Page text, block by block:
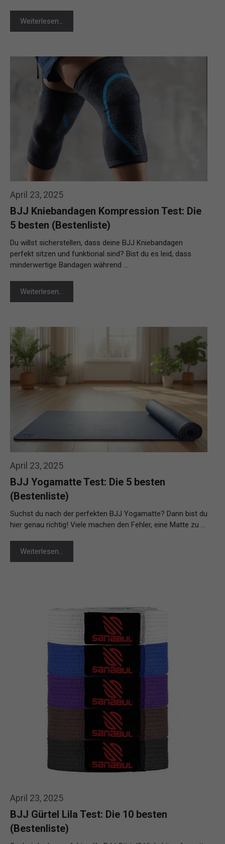
Weiterlesen…
April 23, 2025
BJJ Kniebandagen Kompression Test: Die
5 besten (Bestenliste)
Du willst sicherstellen, dass deine BJJ Kniebandagen
perfekt sitzen und funktional sind? Bist du es leid, dass
minderwertige Bandagen während …
Weiterlesen…
April 23, 2025
BJJ Yogamatte Test: Die 5 besten
(Bestenliste)
Suchst du nach der perfekten BJJ Yogamatte? Dann bist du
hier genau richtig! Viele machen den Fehler, eine Matte zu …
Weiterlesen…
April 23, 2025
BJJ Gürtel Lila Test: Die 10 besten
(Bestenliste)